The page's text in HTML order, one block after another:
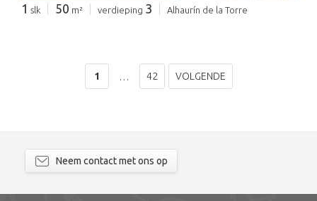
1 slk 50 m² verdieping 3 Alhaurín de la Torre
1 … 42 VOLGENDE
Neem contact met ons op